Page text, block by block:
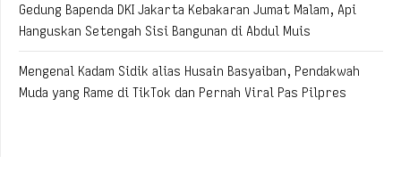
Gedung Bapenda DKI Jakarta Kebakaran Jumat Malam, Api
Hanguskan Setengah Sisi Bangunan di Abdul Muis
Mengenal Kadam Sidik alias Husain Basyaiban, Pendakwah
Muda yang Rame di TikTok dan Pernah Viral Pas Pilpres